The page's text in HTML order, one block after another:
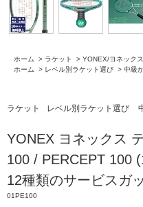
ホーム > ラケット > YONEX/ヨネックス
ホーム
> レベル別ラケット選び > 中級
ラケット レベル別ラケット選び
YONEX ヨネックス
100 / PERCEPT 100
12種類のサービスガ
01PE100